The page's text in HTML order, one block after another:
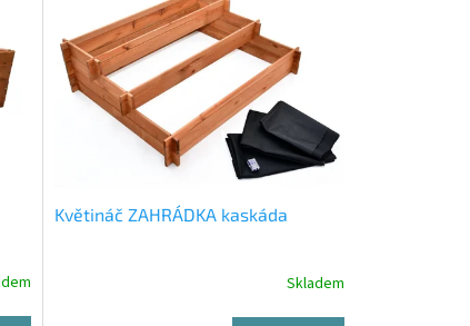
Květináč ZAHRÁDKA kaskáda
Skladem